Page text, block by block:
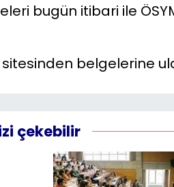
bugün itibari ile
belgelerine
çekebilir